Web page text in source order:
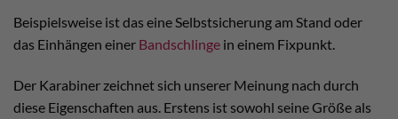
Beispielsweise ist das eine Selbstsicherung am Stand oder
das Einhängen einer Bandschlinge in einem Fixpunkt.
Der Karabiner zeichnet sich unserer Meinung nach durch
diese Eigenschaften aus. Erstens ist sowohl seine Größe als